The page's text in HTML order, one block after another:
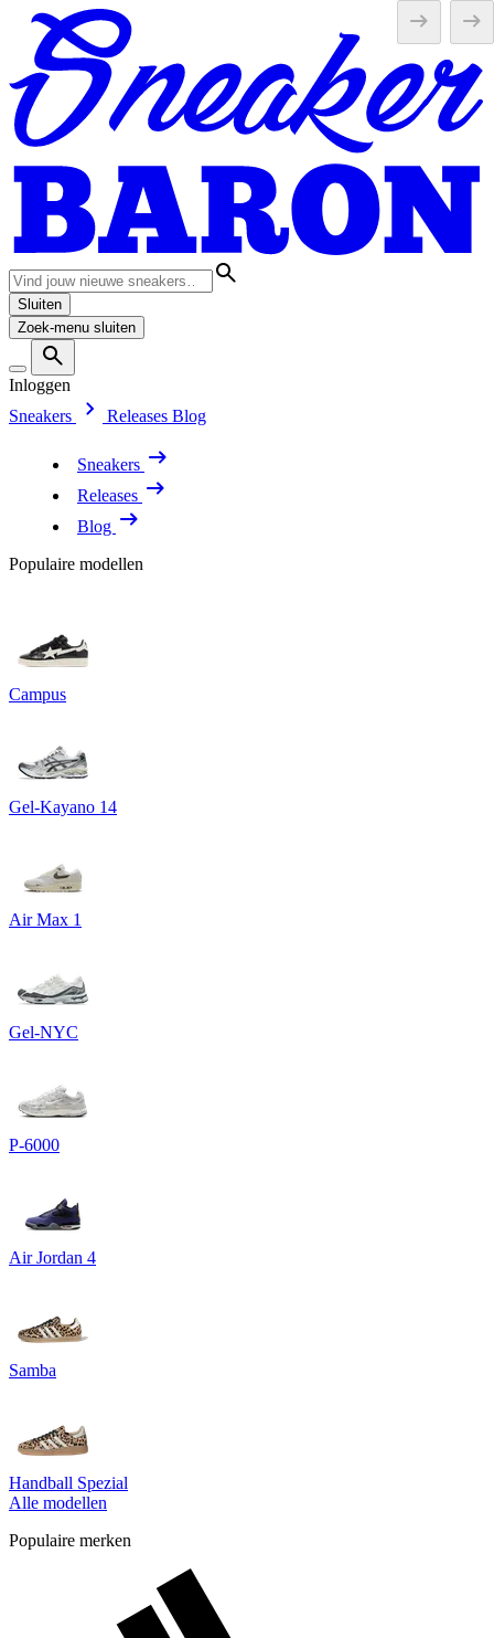
Sluiten
Zoek-menu sluiten
Inloggen
Sneakers
Releases Blog
Sneakers
Releases
Blog
Populaire modellen
Campus
Gel-Kayano 14
Air Max 1
Gel-NYC
P-6000
Air Jordan 4
Samba
Handball Spezial
Alle modellen
Populaire merken